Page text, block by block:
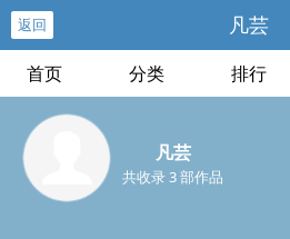
返回 凡芸
首页 分类 排行
凡芸
共收录 3 部作品